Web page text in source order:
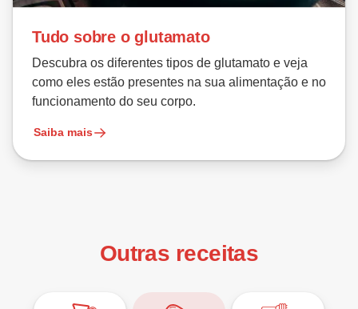
Tudo sobre o glutamato
Descubra os diferentes tipos de glutamato e veja
como eles estão presentes na sua alimentação e no
funcionamento do seu corpo.
Saiba mais
Outras receitas